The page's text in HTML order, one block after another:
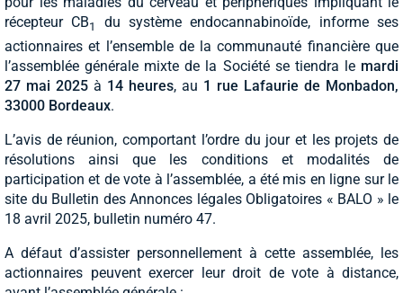
récepteur CB1
du système endocannabinoïde, informe ses
actionnaires et l’ensemble de la communauté financière que
l’assemblée générale mixte de la Société se tiendra le mardi
27 mai 2025 à 14 heures, au 1 rue Lafaurie de Monbadon,
33000 Bordeaux.
L’avis de réunion, comportant l’ordre du jour et les projets de
résolutions ainsi que les conditions et modalités de
participation et de vote à l’assemblée, a été mis en ligne sur le
site du Bulletin des Annonces légales Obligatoires « BALO » le
18 avril 2025, bulletin numéro 47.
A défaut d’assister personnellement à cette assemblée, les
actionnaires peuvent exercer leur droit de vote à distance,